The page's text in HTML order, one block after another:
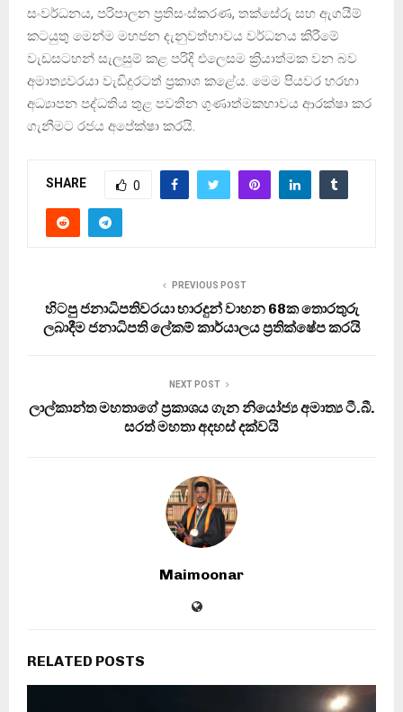
සංවර්ධනය, පරිපාලන ප්‍රතිසංස්කරණ, තක්සේරු සහ ඇගයීම්
කටයුතු මෙන්ම මහජන දැනුවත්භාවය වර්ධනය කිරීමේ
වැඩසටහන් සැලසුම් කළ පරිදි එලෙසම ක්‍රියාත්මක වන බව
අමාත්‍යවරයා වැඩිදුරටත් ප්‍රකාශ කළේය. මෙම පියවර හරහා
අධ්‍යාපන පද්ධතිය තුළ පවතින ගුණාත්මකභාවය ආරක්ෂා කර
ගැනීමට රජය අපේක්ෂා කරයි.
SHARE 0
PREVIOUS POST
හිටපු ජනාධිපතිවරයා භාරදුන් වාහන 68ක තොරතුරු
ලබාදීම ජනාධිපති ලේකම් කාර්යාලය ප්‍රතික්ෂේප කරයි
NEXT POST
ලාල්කාන්ත මහතාගේ ප්‍රකාශය ගැන නියෝජ්‍ය අමාත්‍ය ටී.බී.
සරත් මහතා අදහස් දක්වයි
Maimoonar
RELATED POSTS